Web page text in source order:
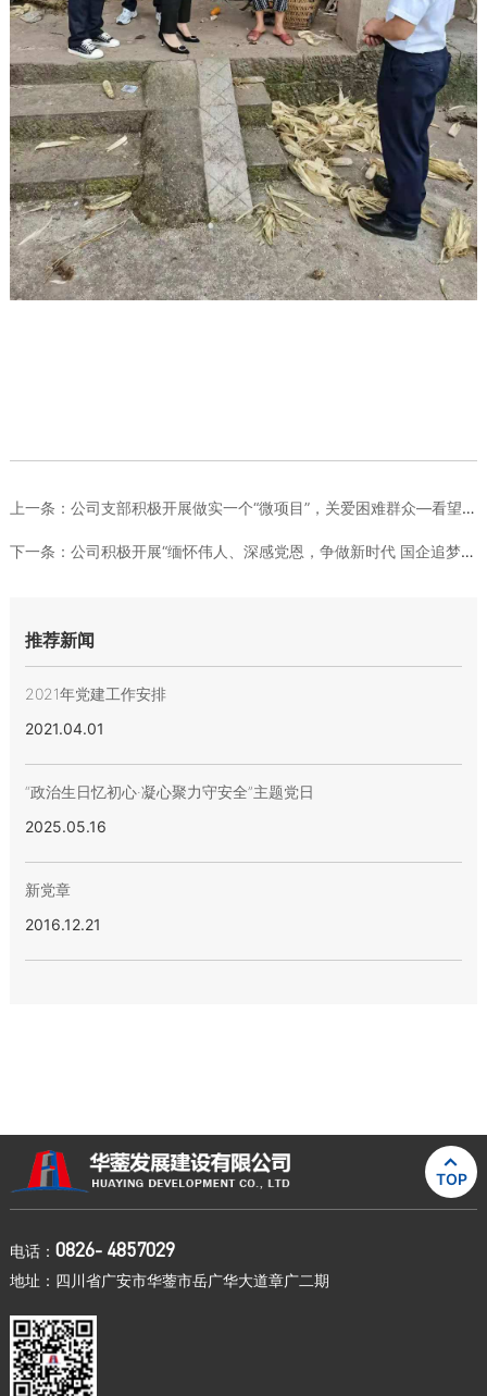
上一条： 公司支部积极开展做实一个“微项目”，关爱困难群众—看望困难群...
下一条： 公司积极开展“缅怀伟人、深感党恩，争做新时代 国企追梦人”党...
推荐新闻
2021年党建工作安排
2021.04.01
“政治生日忆初心·凝心聚力守安全”主题党日
2025.05.16
新党章
2016.12.21

TOP
电话： 0826- 4857029
地址：四川省广安市华蓥市岳广华大道章广二期